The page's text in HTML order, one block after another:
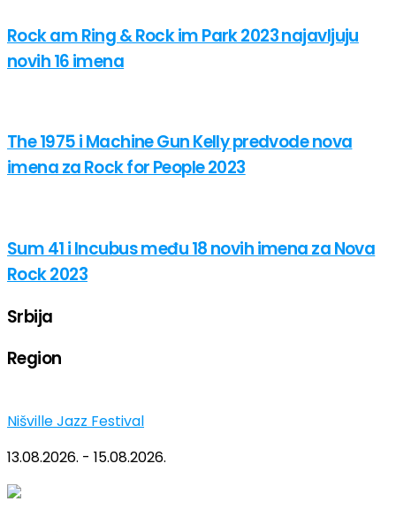
Rock am Ring & Rock im Park 2023 najavljuju
novih 16 imena
The 1975 i Machine Gun Kelly predvode nova
imena za Rock for People 2023
Sum 41 i Incubus među 18 novih imena za Nova
Rock 2023
Srbija
Region
Nišville Jazz Festival
13.08.2026. - 15.08.2026.